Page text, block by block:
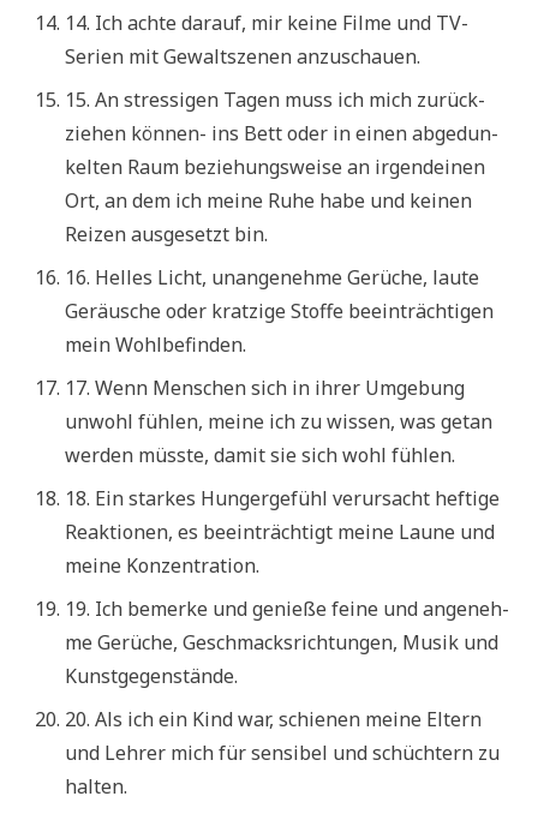
14. Ich ach­te dar­auf, mir kei­ne Fil­me und TV-
Seri­en mit Gewalt­sze­nen anzuschauen.
15. An stres­si­gen Tagen muss ich mich zurück­
zie­hen kön­nen- ins Bett oder in einen abge­dun­
kel­ten Raum bezie­hungs­wei­se an irgend­ei­nen
Ort, an dem ich mei­ne Ruhe habe und kei­nen
Rei­zen aus­ge­setzt bin.
16. Hel­les Licht, unan­ge­neh­me Gerü­che, lau­te
Geräu­sche oder krat­zi­ge Stof­fe beein­träch­ti­gen
mein Wohlbefinden.
17. Wenn Men­schen sich in ihrer Umge­bung
unwohl füh­len, mei­ne ich zu wis­sen, was getan
wer­den müss­te, damit sie sich wohl fühlen.
18. Ein star­kes Hun­ger­ge­fühl ver­ur­sacht hef­ti­ge
Reak­tio­nen, es beein­träch­tigt mei­ne Lau­ne und
mei­ne Konzentration.
19. Ich bemer­ke und genie­ße fei­ne und ange­neh­
me Gerü­che, Geschmacks­rich­tun­gen, Musik und
Kunstgegenstände.
20. Als ich ein Kind war, schie­nen mei­ne Eltern
und Leh­rer mich für sen­si­bel und schüch­tern zu
halten.